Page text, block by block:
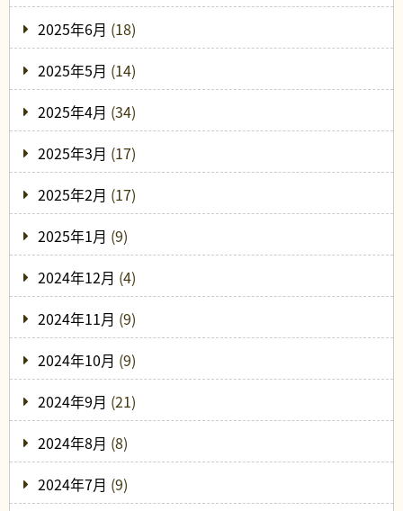
2025年6月 (18)
2025年5月 (14)
2025年4月 (34)
2025年3月 (17)
2025年2月 (17)
2025年1月 (9)
2024年12月 (4)
2024年11月 (9)
2024年10月 (9)
2024年9月 (21)
2024年8月 (8)
2024年7月 (9)